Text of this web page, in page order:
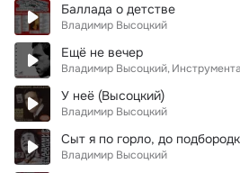
Баллада о детстве
Владимир Высоцкий
Ещё не вечер
Владимир Высоцкий
У неё (Высоцкий)
Владимир Высоцкий
Сыт я по горло, до
Владимир Высоцкий